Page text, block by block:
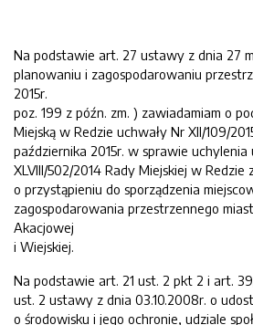
Na podstawie art. 27 ustawy z dnia 27
planowaniu i zagospodarowaniu
2015r.
poz. 199 z późn. zm. ) zawiadamiam o
Miejską w Redzie uchwały Nr XII/109/
października 2015r. w sprawie uchylenia
XLVIII/502/2014 Rady Miejskiej w Redzie
o przystąpieniu do sporządzenia
zagospodarowania przestrzennego
Akacjowej
i Wiejskiej.
Na podstawie art. 21 ust. 2 pkt 2 i art.
ust. 2 ustawy z dnia 03.10.2008r. o
o środowisku i jego ochronie, udziale